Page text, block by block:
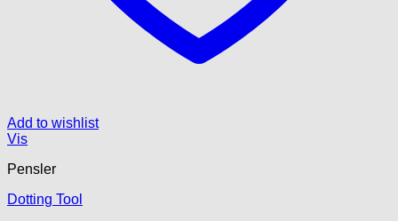
Add to wishlist
Vis
Pensler
Dotting Tool